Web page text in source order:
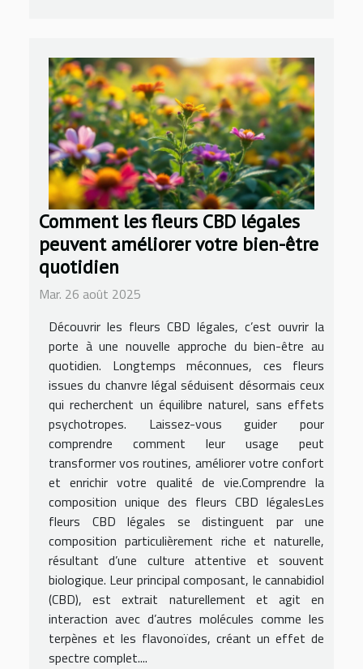
Comment les fleurs CBD légales
peuvent améliorer votre bien-être
quotidien
Mar. 26 août 2025
Découvrir les fleurs CBD légales, c’est ouvrir la
porte à une nouvelle approche du bien-être au
quotidien. Longtemps méconnues, ces fleurs
issues du chanvre légal séduisent désormais ceux
qui recherchent un équilibre naturel, sans effets
psychotropes. Laissez-vous guider pour
comprendre comment leur usage peut
transformer vos routines, améliorer votre confort
et enrichir votre qualité de vie.Comprendre la
composition unique des fleurs CBD légalesLes
fleurs CBD légales se distinguent par une
composition particulièrement riche et naturelle,
résultant d’une culture attentive et souvent
biologique. Leur principal composant, le cannabidiol
(CBD), est extrait naturellement et agit en
interaction avec d’autres molécules comme les
terpènes et les flavonoïdes, créant un effet de
spectre complet....